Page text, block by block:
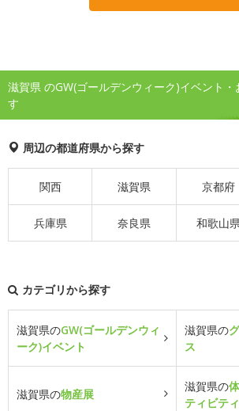
滋賀県 のGW(ゴールデンウィーク)イベント
す
周辺の都道府県から探す
関西 滋賀県 京都府
兵庫県 奈良県 和歌山県
カテゴリから探す
滋賀県のGW(ゴールデンウィ
ーク)イベント
滋賀県の
ス
滋賀県の物産展
滋賀県の
ティビティ